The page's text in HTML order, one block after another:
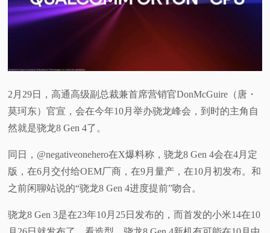
2月29日，高通高级副总裁兼首席营销官DonMcGuire（唐・
莫珂东）官宣，会在今年10月举办骁龙峰会，到时的主角自
然就是骁龙8 Gen 4了。
同日，@negativeonehero在X爆料称，骁龙8 Gen 4会在4月定
版，在6月交付给OEM厂商，在9月量产，在10月初发布。和
之前闲聊站说的“骁龙8 Gen 4进度提前”吻合。
骁龙8 Gen 3是在23年10月25日发布的，而首发的小米14在10